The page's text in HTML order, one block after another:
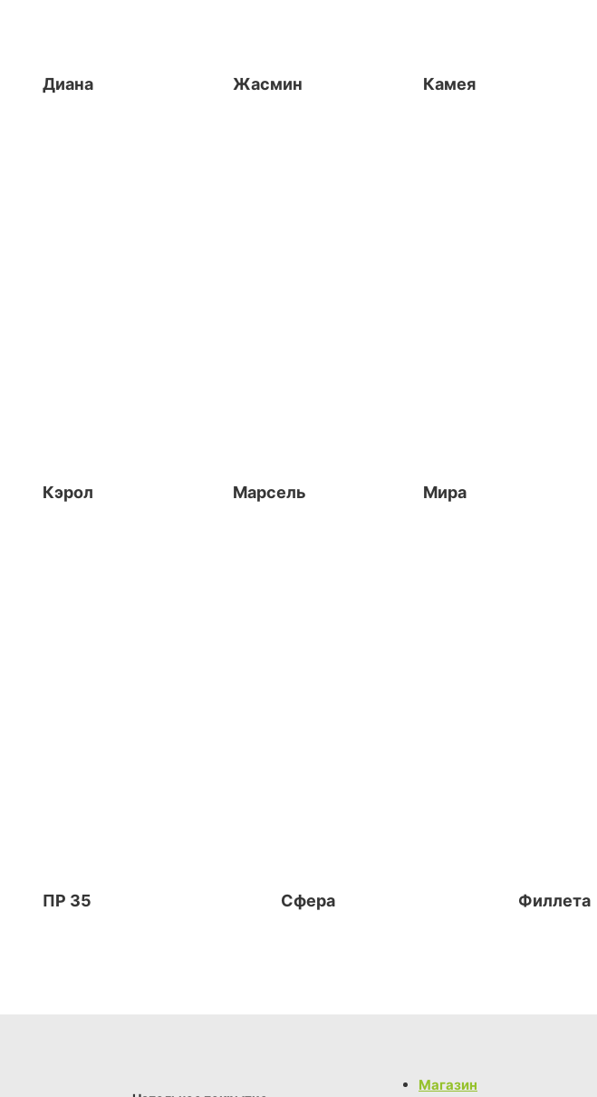
Диана Жасмин Камея
Кэрол Марсель Мира
ПР 35 Сфера Филлета
Магазин